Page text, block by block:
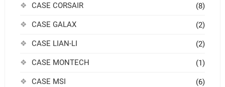
CASE CORSAIR (8)
CASE GALAX (2)
CASE LIAN-LI (2)
CASE MONTECH (1)
CASE MSI (6)